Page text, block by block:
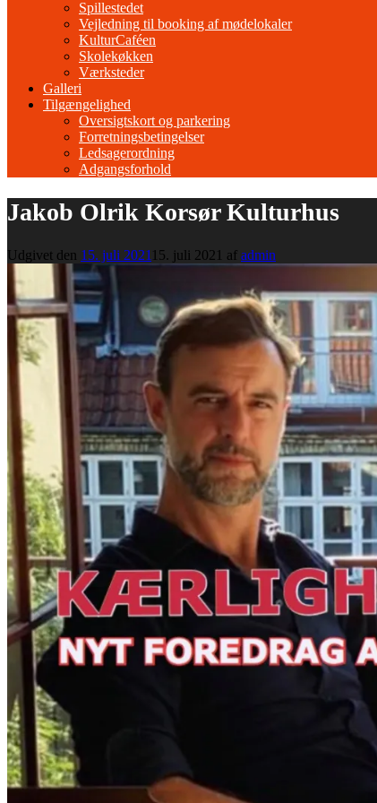
Spillestedet
Vejledning til booking af mødelokaler
KulturCaféen
Skolekøkken
Værksteder
Galleri
Tilgængelighed
Oversigtskort og parkering
Forretningsbetingelser
Ledsagerordning
Adgangsforhold
Jakob Olrik Korsør Kulturhus
Udgivet den 15. juli 2021 15. juli 2021 af admin